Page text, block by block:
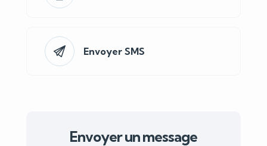
Envoyer SMS
Envoyer un message